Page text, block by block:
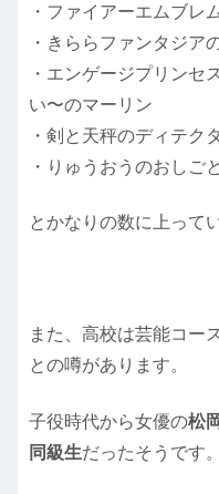
・ファイアーエムブレ
・きららファンタジア
・エンゲージプリンセ
い〜のマーリン
・剣と天秤のディテク
・りゅうおうのおしご
とかなりの数に上って
また、高校は芸能コー
との噂があります。
子役時代から女優の松
同級生だったそうです。